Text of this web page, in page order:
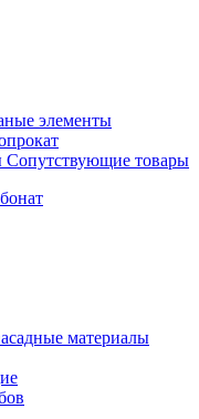
элементы
Сопутствующие товары
материалы